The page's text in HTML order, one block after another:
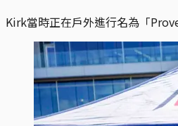
Kirk當時正在戶外進行名為「